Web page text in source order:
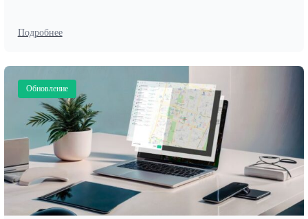
Подробнее
Обновление